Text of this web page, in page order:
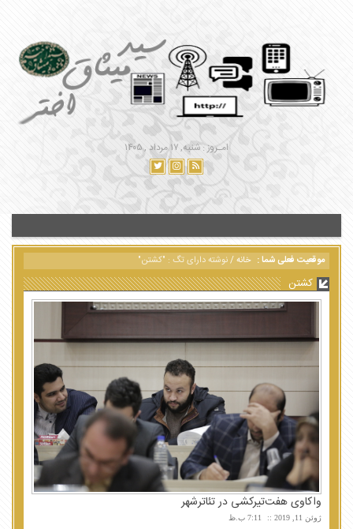
امـروز : شنبه, ۱۷ مرداد , ۱۴۰۵
موقعیت فعلی شما : خانه/نوشته دارای تگ : "کشتن"
کشتن
واکاوی هفت‌تیرکشی در تئاترشهر
ژوئن 11, 2019 7:11 ب.ظ